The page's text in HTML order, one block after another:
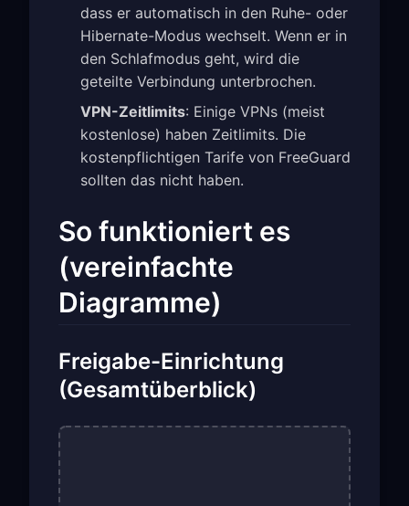
dass er automatisch in den Ruhe- oder
Hibernate-Modus wechselt. Wenn er in
den Schlafmodus geht, wird die
geteilte Verbindung unterbrochen.
VPN-Zeitlimits: Einige VPNs (meist
kostenlose) haben Zeitlimits. Die
kostenpflichtigen Tarife von FreeGuard
sollten das nicht haben.
So funktioniert es
(vereinfachte
Diagramme)
Freigabe-Einrichtung
(Gesamtüberblick)